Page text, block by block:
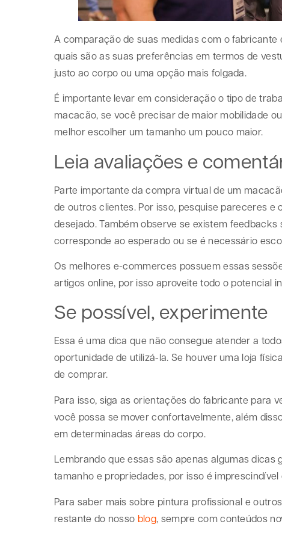
A comparação de suas medidas com o
quais são as suas preferências em termos de
justo ao corpo ou uma opção mais folgada.
É importante levar em consideração o tipo de
macacão, se você precisar de maior mobilidade
melhor escolher um tamanho um pouco maior.
Leia avaliações e
Parte importante da compra virtual de um
de outros clientes. Por isso, pesquise pareceres
desejado. Também observe se existem
corresponde ao esperado ou se é necessário
Os melhores e-commerces possuem essas
artigos online, por isso aproveite todo o potencial
Se possível, experimente
Essa é uma dica que não consegue atender a
oportunidade de utilizá-la. Se houver uma loja
de comprar.
Para isso, siga as orientações do fabricante para
você possa se mover confortavelmente, além
em determinadas áreas do corpo.
Lembrando que essas são apenas algumas
tamanho e propriedades, por isso é
Para saber mais sobre pintura profissional e
restante do nosso blog, sempre com conteúdos